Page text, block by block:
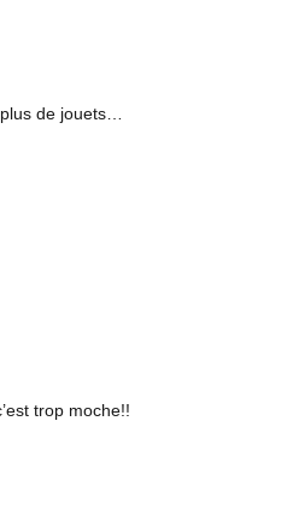
de jouets…
trop moche!!